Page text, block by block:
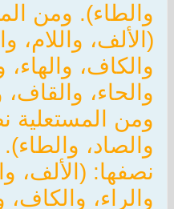
والطاء). ومن
(الألف، واللام،
والكاف، والهاء،
والحاء، والقاف،
ومن المستعلية
والصاد،
نصفها: (الألف،
والراء، والكاف،